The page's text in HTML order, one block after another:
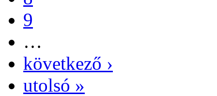
9
…
következő ›
utolsó »